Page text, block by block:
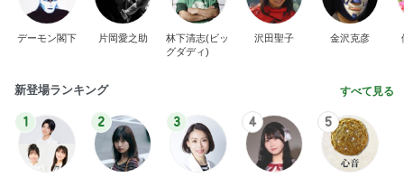
デーモン閣下 片岡愛之助
林下清志(ビッ
グダディ)
沢田聖子 金沢克彦
新登場ランキング すべて見る
1 2 3 4 5